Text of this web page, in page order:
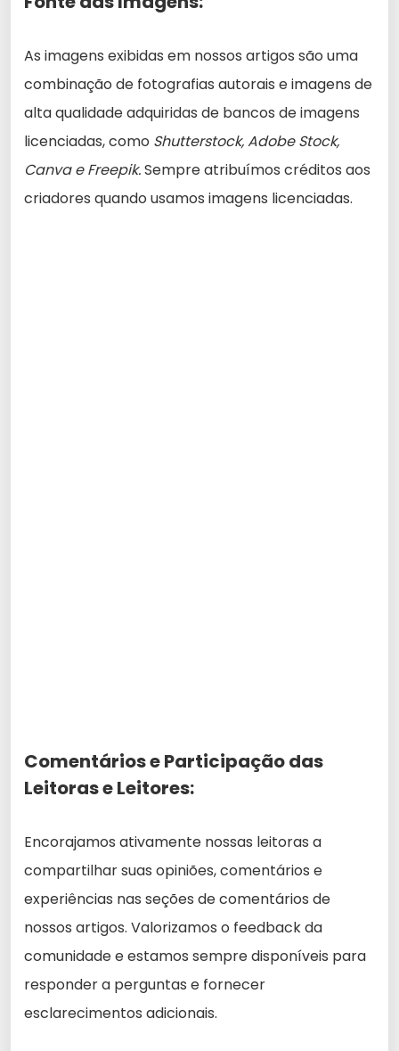
As imagens exibidas em nossos artigos são uma
combinação de fotografias autorais e imagens de
alta qualidade adquiridas de bancos de imagens
licenciadas, como Shutterstock, Adobe Stock,
Canva e Freepik.Sempre atribuímos créditos aos
criadores quando usamos imagens licenciadas.
Comentários e Participação das
Leitoras e Leitores:
Encorajamos ativamente nossas leitoras a
compartilhar suas opiniões, comentários e
experiências nas seções de comentários de
nossos artigos. Valorizamos o feedback da
comunidade e estamos sempre disponíveis para
responder a perguntas e fornecer
esclarecimentos adicionais.